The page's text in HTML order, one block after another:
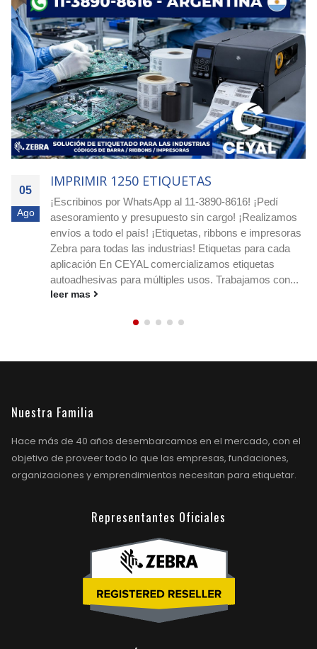
05
Ago
IMPRIMIR 4000 ETIQUETAS
Agilizá tus pocesos! Cotizá ya con nuestro equipo
experto! Escribimos a nuestro whatsapp: 11-3890-8616
o a nuestro e-mailceyal@ceyal.com.arEtiquetas
adhesivas para imprimir que agilizan la identificación, el
stock y los envíos en cualquier rubro. Conocé
medidas, materiales y ribbons....
leer mas
Nuestra Familia
Hace más de 40 años desembarcamos en el mercado, con el
objetivo de proveer todo lo que las empresas, fundaciones,
organizaciones y emprendimientos necesitan para etiquetar.
Representantes Oficiales